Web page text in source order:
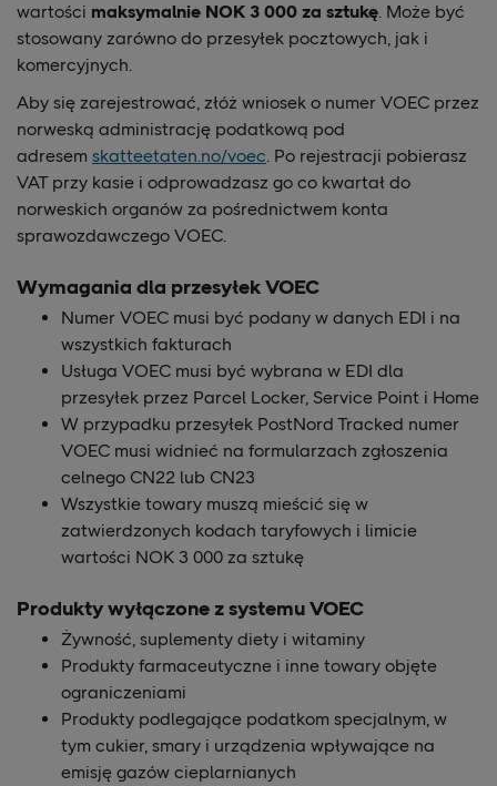
wartości maksymalnie NOK 3 000 za sztukę. Może być
stosowany zarówno do przesyłek pocztowych, jak i
komercyjnych.
Aby się zarejestrować, złóż wniosek o numer VOEC przez
norweską administrację podatkową pod
adresem skatteetaten.no/voec. Po rejestracji pobierasz
VAT przy kasie i odprowadzasz go co kwartał do
norweskich organów za pośrednictwem konta
sprawozdawczego VOEC.
Wymagania dla przesyłek VOEC
Numer VOEC musi być podany w danych EDI i na
wszystkich fakturach
Usługa VOEC musi być wybrana w EDI dla
przesyłek przez Parcel Locker, Service Point i Home
W przypadku przesyłek PostNord Tracked numer
VOEC musi widnieć na formularzach zgłoszenia
celnego CN22 lub CN23
Wszystkie towary muszą mieścić się w
zatwierdzonych kodach taryfowych i limicie
wartości NOK 3 000 za sztukę
Produkty wyłączone z systemu VOEC
Żywność, suplementy diety i witaminy
Produkty farmaceutyczne i inne towary objęte
ograniczeniami
Produkty podlegające podatkom specjalnym, w
tym cukier, smary i urządzenia wpływające na
emisję gazów cieplarnianych